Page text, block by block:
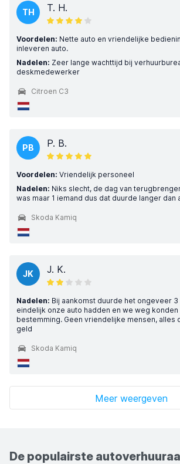
TH T. H.
Voordelen: Nette auto en vriendelijke
inleveren auto.
Nadelen: Zeer lange wachttijd bij
deskmedewerker
Citroen C3
PB P. B.
Voordelen: Vriendelijk personeel
Nadelen: Niks slecht, de dag van
was maar 1 iemand dus dat duurde langer dan
Skoda Kamiq
JK J. K.
Nadelen: Bij aankomst duurde het ongeveer
eindelijk onze auto hadden en we weg konden
bestemming. Geen vriendelijke mensen, alles
geld
Skoda Kamiq
Meer weergeven
De populairste